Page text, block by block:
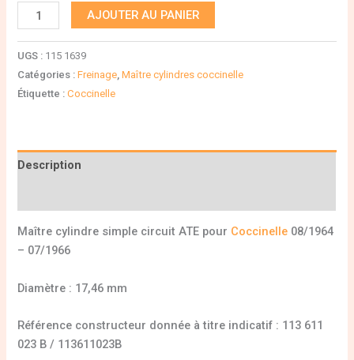
AJOUTER AU PANIER
UGS : 115 1639
Catégories :Freinage,Maître cylindres coccinelle
Étiquette :Coccinelle
Description
Maître cylindre simple circuit ATE pour Coccinelle 08/1964
– 07/1966
Diamètre : 17,46 mm
Référence constructeur donnée à titre indicatif : 113 611
023 B / 113611023B